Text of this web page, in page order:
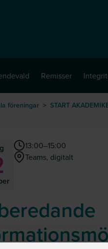
Remisser
föreningar > START
13:00–15:00
Teams, digitalt